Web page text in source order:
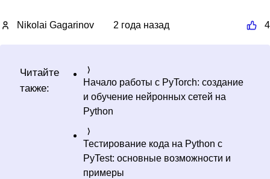
Nikolai Gagarinov 2 года назад 4
Читайте
также:
Начало работы с PyTorch: создание
и обучение нейронных сетей на
Python
Тестирование кода на Python с
PyTest: основные возможности и
примеры